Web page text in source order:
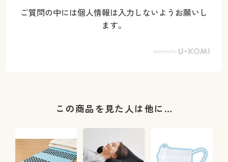
ご質問の中には個人情報は入力しないようお願いし
ます。
この商品を見た人は他に…